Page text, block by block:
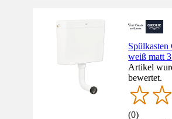
weiß matt
Artikel
bewertet.
(0)